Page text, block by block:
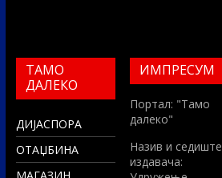
ТАМО
ДАЛЕКО
ДИЈАСПОРА
ОТАЏБИНА
ИМПРЕСУМ
Портал: "Тамо
далеко"
Назив и седиште
издавача: